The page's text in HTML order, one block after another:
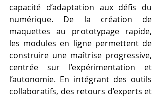
capacité d’adaptation aux défis du
numérique. De la création de
maquettes au prototypage rapide,
les modules en ligne permettent de
construire une maîtrise progressive,
centrée sur l’expérimentation et
l’autonomie. En intégrant des outils
collaboratifs, des retours d’experts et